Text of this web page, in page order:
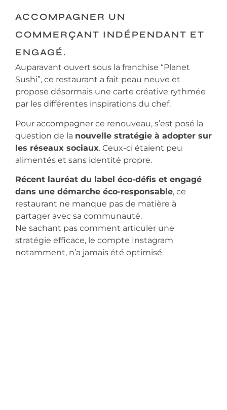
ACCOMPAGNER UN
COMMERÇANT INDÉPENDANT ET
ENGAGÉ.
Auparavant ouvert sous la franchise “Planet
Sushi”, ce restaurant a fait peau neuve et
propose désormais une carte créative rythmée
par les différentes inspirations du chef.
Pour accompagner ce renouveau, s’est posé la
question de la nouvelle stratégie à adopter sur
les réseaux sociaux. Ceux-ci étaient peu
alimentés et sans identité propre.
Récent lauréat du label éco-défis et engagé
dans une démarche éco-responsable, ce
restaurant ne manque pas de matière à
partager avec sa communauté.
Ne sachant pas comment articuler une
stratégie efficace, le compte Instagram
notamment, n’a jamais été optimisé.